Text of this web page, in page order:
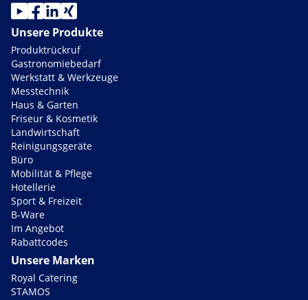
Unsere Produkte
Produktrückruf
Gastronomiebedarf
Werkstatt & Werkzeuge
Messtechnik
Haus & Garten
Friseur & Kosmetik
Landwirtschaft
Reinigungsgeräte
Büro
Mobilität & Pflege
Hotellerie
Sport & Freizeit
B-Ware
Im Angebot
Rabattcodes
Unsere Marken
Royal Catering
STAMOS